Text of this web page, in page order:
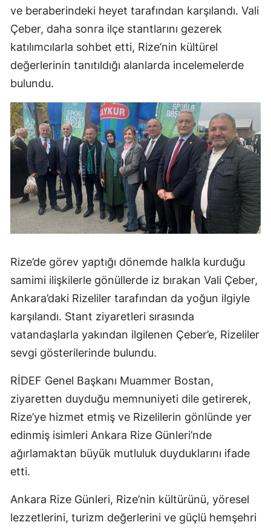
ve beraberindeki heyet tarafından karşılandı. Vali
Çeber, daha sonra ilçe stantlarını gezerek
katılımcılarla sohbet etti, Rize’nin kültürel
değerlerinin tanıtıldığı alanlarda incelemelerde
bulundu.
Rize’de görev yaptığı dönemde halkla kurduğu
samimi ilişkilerle gönüllerde iz bırakan Vali Çeber,
Ankara’daki Rizeliler tarafından da yoğun ilgiyle
karşılandı. Stant ziyaretleri sırasında
vatandaşlarla yakından ilgilenen Çeber’e, Rizeliler
sevgi gösterilerinde bulundu.
RİDEF Genel Başkanı Muammer Bostan,
ziyaretten duyduğu memnuniyeti dile getirerek,
Rize’ye hizmet etmiş ve Rizelilerin gönlünde yer
edinmiş isimleri Ankara Rize Günleri’nde
ağırlamaktan büyük mutluluk duyduklarını ifade
etti.
Ankara Rize Günleri, Rize’nin kültürünü, yöresel
lezzetlerini, turizm değerlerini ve güçlü hemşehri